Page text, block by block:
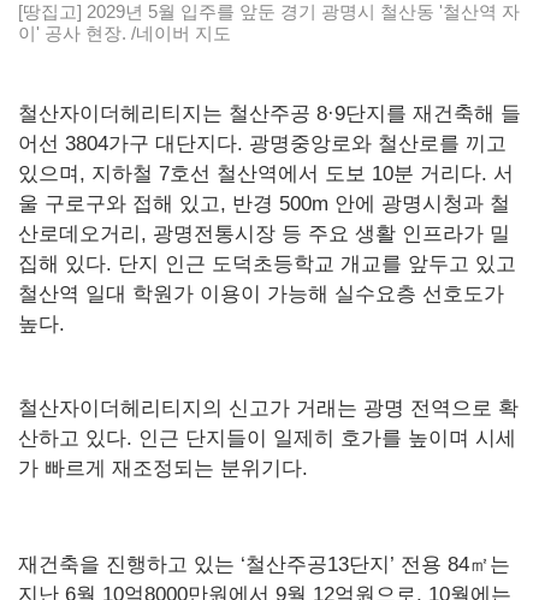
[땅집고] 2029년 5월 입주를 앞둔 경기 광명시 철산동 '철산역 자
이' 공사 현장. /네이버 지도
철산자이더헤리티지는 철산주공 8·9단지를 재건축해 들
어선 3804가구 대단지다. 광명중앙로와 철산로를 끼고
있으며, 지하철 7호선 철산역에서 도보 10분 거리다. 서
울 구로구와 접해 있고, 반경 500m 안에 광명시청과 철
산로데오거리, 광명전통시장 등 주요 생활 인프라가 밀
집해 있다. 단지 인근 도덕초등학교 개교를 앞두고 있고
철산역 일대 학원가 이용이 가능해 실수요층 선호도가
높다.
철산자이더헤리티지의 신고가 거래는 광명 전역으로 확
산하고 있다. 인근 단지들이 일제히 호가를 높이며 시세
가 빠르게 재조정되는 분위기다.
재건축을 진행하고 있는 ‘철산주공13단지’ 전용 84㎡는
지난 6월 10억8000만원에서 9월 12억원으로, 10월에는